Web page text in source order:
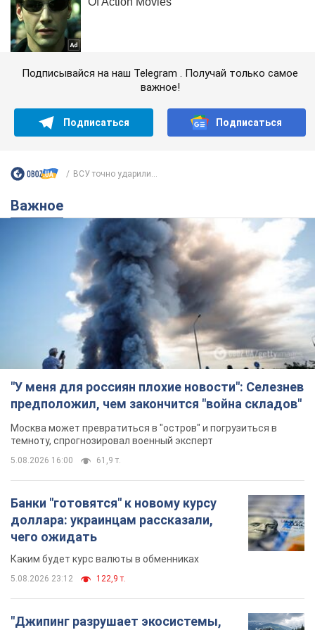
Подписывайся на наш Telegram . Получай только самое
важное!
Подписаться Подписаться
ВСУ точно ударили...
Важное
"У меня для россиян плохие новости": Селезнев
предположил, чем закончится "война складов"
Москва может превратиться в "остров" и погрузиться в
темноту, спрогнозировал военный эксперт
5.08.2026 16:00 61,9 т.
Банки "готовятся" к новому курсу
доллара: украинцам рассказали,
чего ожидать
Каким будет курс валюты в обменниках
5.08.2026 23:12 122,9 т.
"Джипинг разрушает экосистемы,